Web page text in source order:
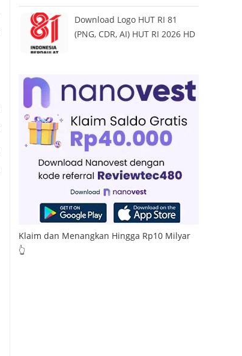
Download Logo HUT RI 81
(PNG, CDR, AI) HUT RI 2026 HD
Klaim dan Menangkan Hingga Rp10 Milyar
👆